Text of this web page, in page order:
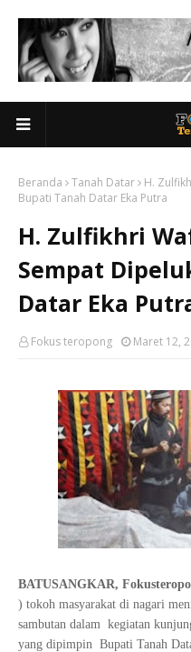
Beranda Tanah Datar
H.
Bupati Tanah Datar Eka Putra
H. Zulfikhri
Sempat
Datar Eka
Fokus teropong Maret 12,
BATUSANGKAR,
) tokoh masyarakat di nagari
sambutan dalam kegiatan
yang dipimpin Bupati Tanah